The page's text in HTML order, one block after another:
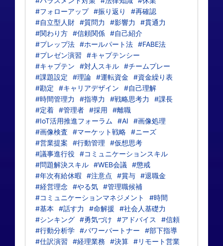
#フォローアップ #振り返り
#再確認
#自立型人財 #質問力 #影響力
#貫通力
#関わり方 #信頼関係 #自己紹介
#プレップ法 #ホールパート法 #FABE法
#プレゼン演習
#キャプテンシー
#キャプテン
#対人スキル #チームプレー
#課題設定
#理論 #運転資金
#資金繰り表
#勘定
#キャリアデザイン
#自己理解
#時間管理力
#指導力 #戦略思考力
#課長
#定着 #管理者 #採用
#離職
#IoT活用推進フォーラム
#AI
#画像処理
#画像検査
#マーケット戦略 #ニーズ
#営業提案
#行動管理
#仮想思考
#議事進行役 #コミュニケーションスキル
#問題解決スキル #WEB会議
#懲戒
#年次有給休暇
#注意点 #賞与 #退職金
#経営理念 #やる気 #管理職候補
#コミュニケーションマネジメント
#時間
#基本
#話す力 #命解援
#社会人基礎力
#シンキング #勇気づけ #アドバイス
#信頼
#行動分析学 #パワーパートナー
#部下指導
#仕訳演習
#経理業務 #決算 #リモート営業